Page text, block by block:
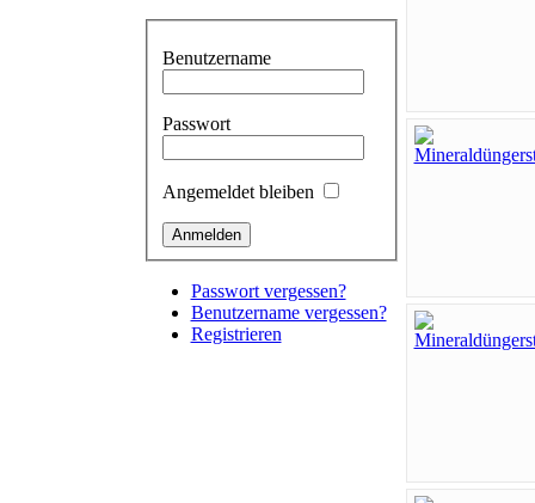
Benutzername
Passwort
Angemeldet bleiben
Passwort vergessen?
Benutzername vergessen?
Registrieren